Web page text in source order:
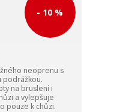
- 10 %
neoprenu s
podrážkou.
na bruslení i
a vylepšuje
pouze k chůzi.